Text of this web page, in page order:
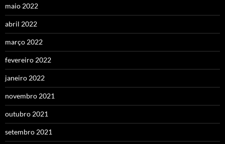
maio 2022
abril 2022
março 2022
fevereiro 2022
janeiro 2022
novembro 2021
outubro 2021
setembro 2021